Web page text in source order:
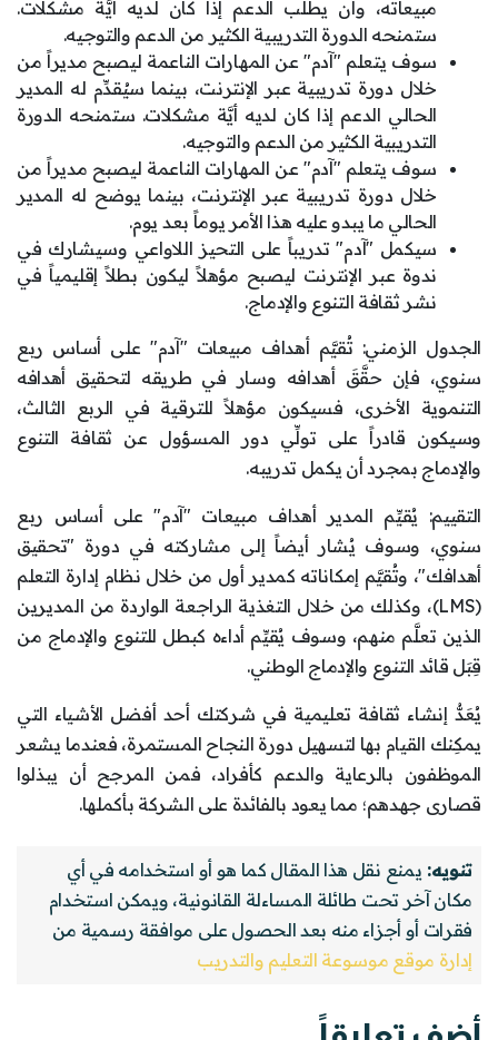
مبيعاته، وأن يطلب الدعم إذا كان لديه أيَّة مشكلات.
ستمنحه الدورة التدريبية الكثير من الدعم والتوجيه.
سوف يتعلم "آدم" عن المهارات الناعمة ليصبح مديراً من
خلال دورة تدريبية عبر الإنترنت، بينما سيُقدِّم له المدير
الحالي الدعم إذا كان لديه أيَّة مشكلات. ستمنحه الدورة
التدريبية الكثير من الدعم والتوجيه.
سوف يتعلم "آدم" عن المهارات الناعمة ليصبح مديراً من
خلال دورة تدريبية عبر الإنترنت، بينما يوضح له المدير
الحالي ما يبدو عليه هذا الأمر يوماً بعد يوم.
سيكمل "آدم" تدريباً على التحيز اللاواعي وسيشارك في
ندوة عبر الإنترنت ليصبح مؤهلاً ليكون بطلاً إقليمياً في
نشر ثقافة التنوع والإدماج.
الجدول الزمني: تُقيَّم أهداف مبيعات "آدم" على أساس ربع
سنوي، فإن حقَّقَ أهدافه وسار في طريقه لتحقيق أهدافه
التنموية الأخرى، فسيكون مؤهلاً للترقية في الربع الثالث،
وسيكون قادراً على تولِّي دور المسؤول عن ثقافة التنوع
والإدماج بمجرد أن يكمل تدريبه.
التقييم: يُقيِّم المدير أهداف مبيعات "آدم" على أساس ربع
سنوي، وسوف يُشار أيضاً إلى مشاركته في دورة "تحقيق
أهدافك"، وتُقيَّم إمكاناته كمدير أول من خلال نظام إدارة التعلم
(LMS)، وكذلك من خلال التغذية الراجعة الواردة من المديرين
الذين تعلَّم منهم، وسوف يُقيِّم أداءه كبطل للتنوع والإدماج من
قِبَل قائد التنوع والإدماج الوطني.
يُعَدُّ إنشاء ثقافة تعليمية في شركتك أحد أفضل الأشياء التي
يمكِنك القيام بها لتسهيل دورة النجاح المستمرة، فعندما يشعر
الموظفون بالرعاية والدعم كأفراد، فمن المرجح أن يبذلوا
قصارى جهدهم؛ مما يعود بالفائدة على الشركة بأكملها.
تنويه: يمنع نقل هذا المقال كما هو أو استخدامه في أي
مكان آخر تحت طائلة المساءلة القانونية، ويمكن استخدام
فقرات أو أجزاء منه بعد الحصول على موافقة رسمية من
إدارة موقع موسوعة التعليم والتدريب